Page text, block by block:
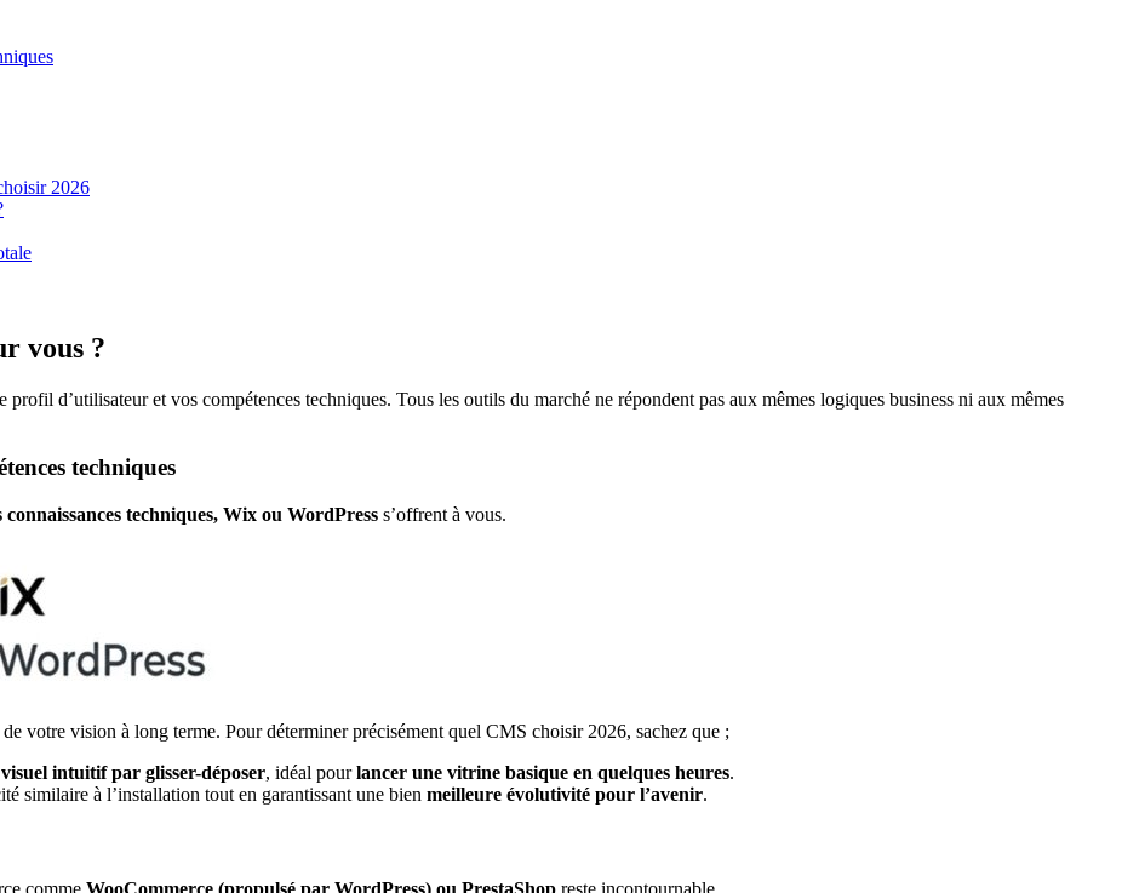
2026
vous ?
d’utilisateur et vos compétences techniques. Tous les outils du marché ne répondent pas aux mêmes logiques business ni aux mêmes
techniques
techniques, Wix ou WordPress s’offrent à vous.
votre vision à long terme. Pour déterminer précisément quel CMS choisir 2026, sachez que ;
intuitif par glisser-déposer, idéal pourlancer une vitrine basique en quelques heures.
similaire à l’installation tout en garantissant une bien meilleure évolutivité pour l’avenir.
comme WooCommerce (propulsé par WordPress) ou PrestaShop reste incontournable.